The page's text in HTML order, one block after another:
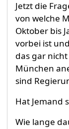
Jetzt die
von welche
Oktober bis
vorbei ist
das gar
München
sind
Hat Jemand
Wie lange